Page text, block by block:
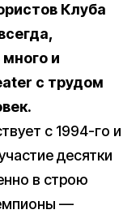
Клуба
и
с трудом
с 1994-го и
десятки
в строю
—